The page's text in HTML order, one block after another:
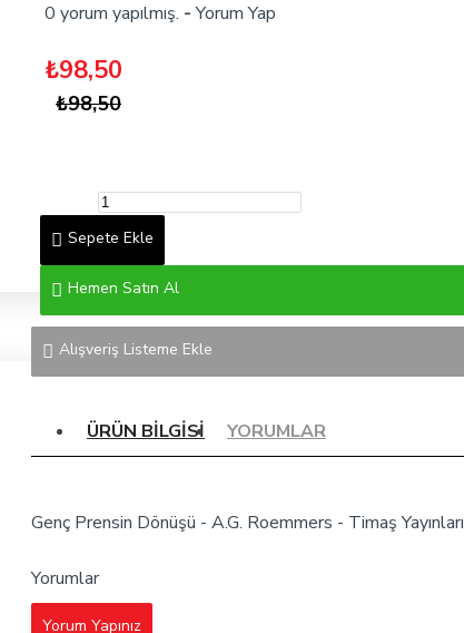
0 yorum yapılmış. - Yorum Yap
₺98,50
₺98,50
Sepete Ekle
Hemen Satın Al
Alışveriş Listeme Ekle
ÜRÜN BILGISI YORUMLAR
Genç Prensin Dönüşü - A.G. Roemmers - Timaş Yayınları
Yorumlar
Yorum Yapınız